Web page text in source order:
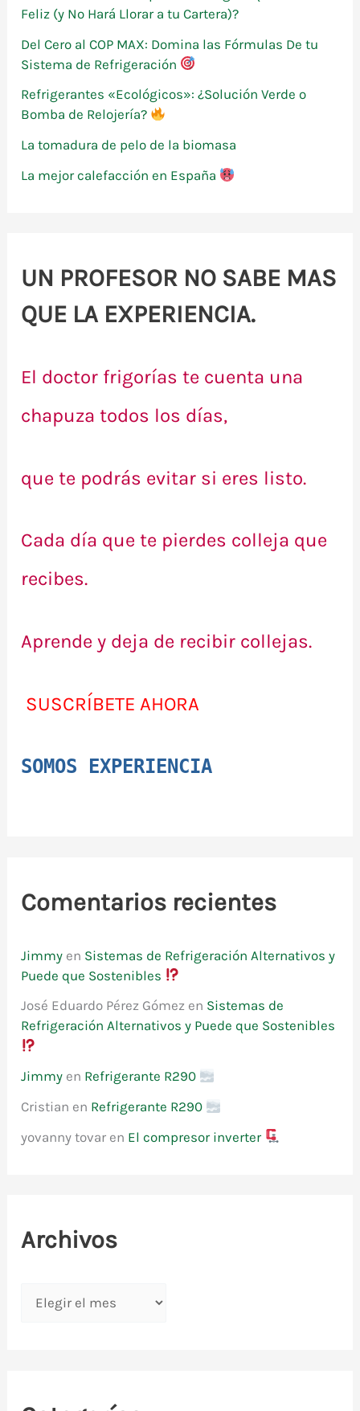
o
:
Feliz (y No Hará Llorar a tu Cartera)?
Del Cero al COP MAX: Domina las Fórmulas De tu
Sistema de Refrigeración
Refrigerantes «Ecológicos»: ¿Solución Verde o
Bomba de Relojería?
La tomadura de pelo de la biomasa
La mejor calefacción en España
UN PROFESOR NO SABE MAS
QUE LA EXPERIENCIA.
El doctor frigorías te cuenta una
chapuza todos los días,
que te podrás evitar si eres listo.
Cada día que te pierdes colleja que
recibes.
Aprende y deja de recibir collejas.
SUSCRÍBETE AHORA
SOMOS EXPERIENCIA
Comentarios recientes
Jimmy en Sistemas de Refrigeración Alternativos y
Puede que Sostenibles
José Eduardo Pérez Gómez en Sistemas de
Refrigeración Alternativos y Puede que Sostenibles
Jimmy en Refrigerante R290
Cristian en Refrigerante R290
yovanny tovar en El compresor inverter
Archivos
i